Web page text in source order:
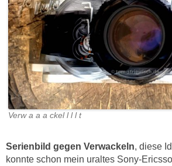
Verw a a a ckel l l l t
Serienbild gegen Verwackeln, diese
konnte schon mein uraltes Sony-